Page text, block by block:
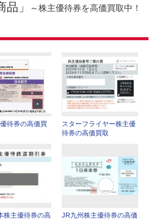
」
～株主優待券を高価買取中！
待券の高価買
スターフライヤー株主優
待券の高価買取
株主優待券の高
JR九州株主優待券の高価